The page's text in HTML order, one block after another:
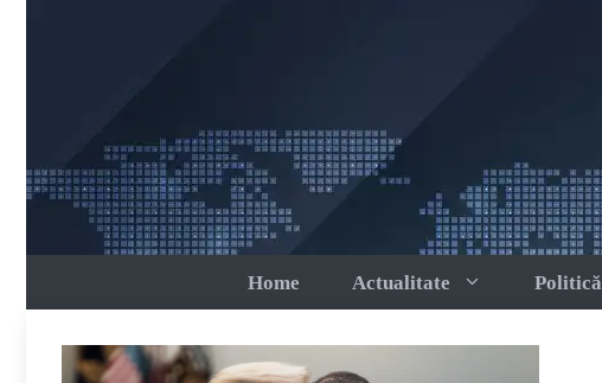
Home Actualitate Politică